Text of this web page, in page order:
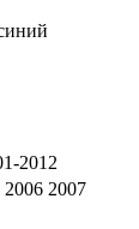
2012
2006 2007